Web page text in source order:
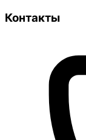
Контакты